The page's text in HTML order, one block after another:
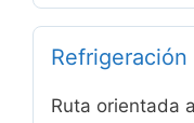
Ruta orientada